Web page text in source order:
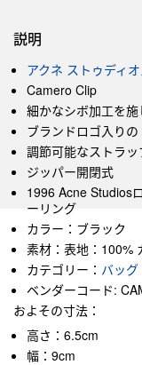
説明
アクネ ストゥディ
Camero Clip
細かなシボ加工を
ブランドロゴ入り
調節可能なストラッ
ジッパー開閉式
1996 Acne Studios
ーリング
カラー：ブラック
素材：表地：100%
カテゴリー： バッグ
ベンダーコード:
およその寸法：
高さ：6.5cm
幅：9cm